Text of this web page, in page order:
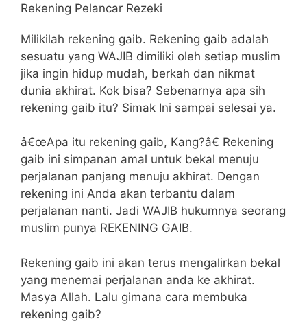
Rekening Pelancar Rezeki
Milikilah rekening gaib. Rekening gaib adalah
sesuatu yang WAJIB dimiliki oleh setiap muslim
jika ingin hidup mudah, berkah dan nikmat
dunia akhirat. Kok bisa? Sebenarnya apa sih
rekening gaib itu? Simak Ini sampai selesai ya.
â€œApa itu rekening gaib, Kang?â€ Rekening
gaib ini simpanan amal untuk bekal menuju
perjalanan panjang menuju akhirat. Dengan
rekening ini Anda akan terbantu dalam
perjalanan nanti. Jadi WAJIB hukumnya seorang
muslim punya REKENING GAIB.
Rekening gaib ini akan terus mengalirkan bekal
yang menemai perjalanan anda ke akhirat.
Masya Allah. Lalu gimana cara membuka
rekening gaib?